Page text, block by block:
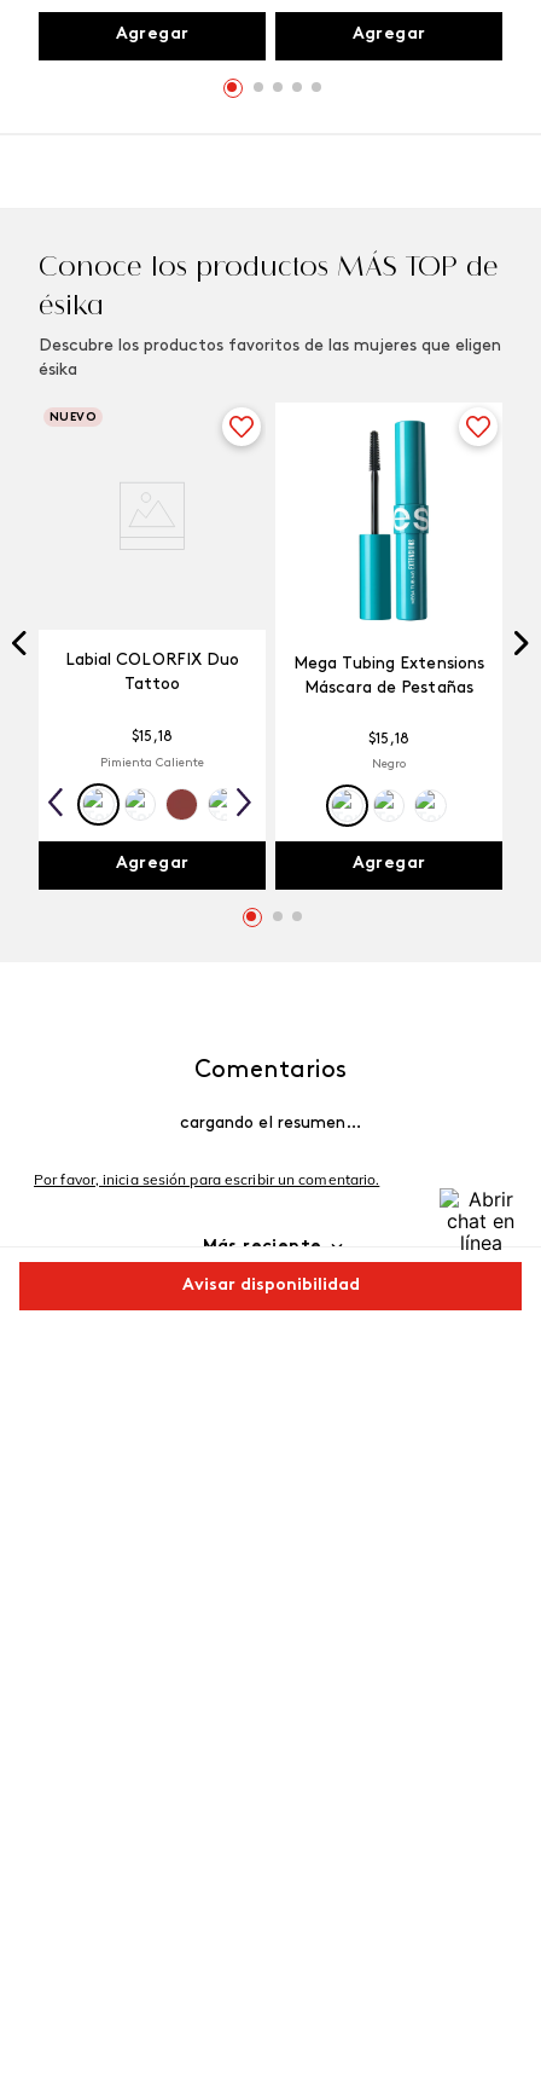
Avisar disponibilidad
Agregar Agregar
Conoce los productos MÁS TOP de
ésika
Descubre los productos favoritos de las mujeres que eligen
ésika
NUEVO
Labial COLORFIX Duo
Tattoo
$15 ,18
Pimienta Caliente
Agregar
Mega Tubing Extensions
Máscara de Pestañas
$15 ,18
Negro
Agregar
Comentarios
cargando el resumen…
Por favor, inicia sesión para escribir un comentario.
Más reciente
Cargando comentarios…